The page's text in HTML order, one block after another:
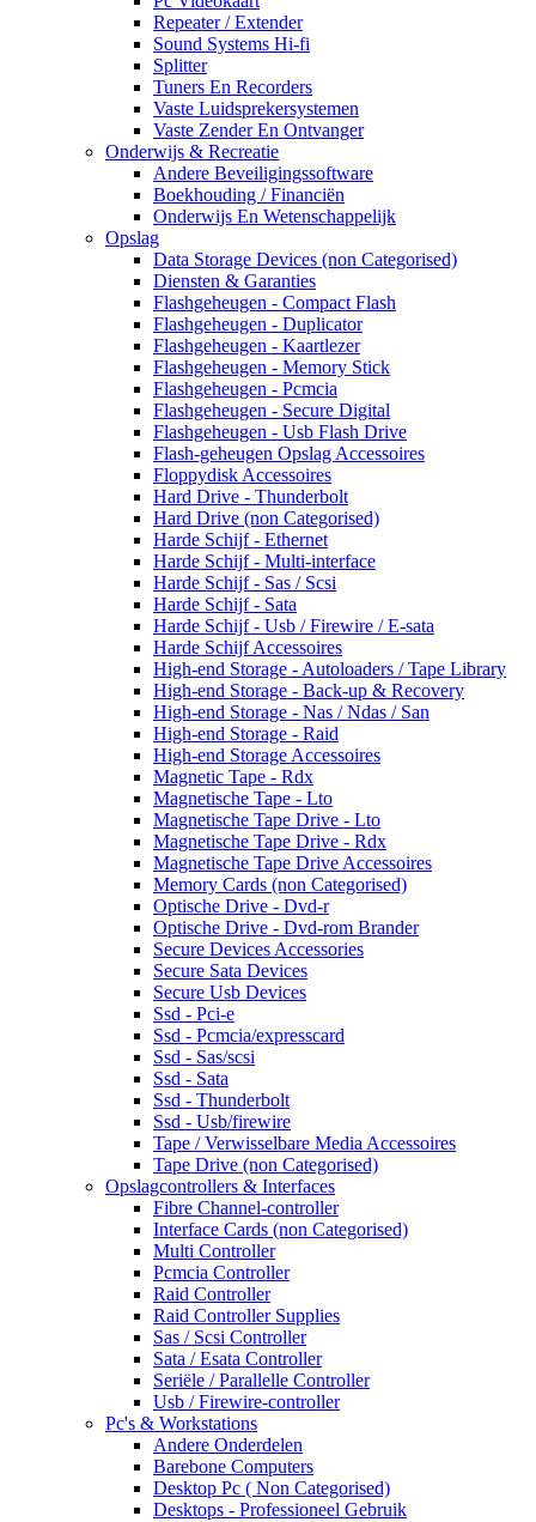
Repeater / Extender
Sound Systems Hi-fi
Splitter
Tuners En Recorders
Vaste Luidsprekersystemen
Vaste Zender En Ontvanger
Onderwijs & Recreatie
Andere Beveiligingssoftware
Boekhouding / Financiën
Onderwijs En Wetenschappelijk
Opslag
Data Storage Devices (non Categorised)
Diensten & Garanties
Flashgeheugen - Compact Flash
Flashgeheugen - Duplicator
Flashgeheugen - Kaartlezer
Flashgeheugen - Memory Stick
Flashgeheugen - Pcmcia
Flashgeheugen - Secure Digital
Flashgeheugen - Usb Flash Drive
Flash-geheugen Opslag Accessoires
Floppydisk Accessoires
Hard Drive - Thunderbolt
Hard Drive (non Categorised)
Harde Schijf - Ethernet
Harde Schijf - Multi-interface
Harde Schijf - Sas / Scsi
Harde Schijf - Sata
Harde Schijf - Usb / Firewire / E-sata
Harde Schijf Accessoires
High-end Storage - Autoloaders / Tape Library
High-end Storage - Back-up & Recovery
High-end Storage - Nas / Ndas / San
High-end Storage - Raid
High-end Storage Accessoires
Magnetic Tape - Rdx
Magnetische Tape - Lto
Magnetische Tape Drive - Lto
Magnetische Tape Drive - Rdx
Magnetische Tape Drive Accessoires
Memory Cards (non Categorised)
Optische Drive - Dvd-r
Optische Drive - Dvd-rom Brander
Secure Devices Accessories
Secure Sata Devices
Secure Usb Devices
Ssd - Pci-e
Ssd - Pcmcia/expresscard
Ssd - Sas/scsi
Ssd - Sata
Ssd - Thunderbolt
Ssd - Usb/firewire
Tape / Verwisselbare Media Accessoires
Tape Drive (non Categorised)
Opslagcontrollers & Interfaces
Fibre Channel-controller
Interface Cards (non Categorised)
Multi Controller
Pcmcia Controller
Raid Controller
Raid Controller Supplies
Sas / Scsi Controller
Sata / Esata Controller
Seriële / Parallelle Controller
Usb / Firewire-controller
Pc's & Workstations
Andere Onderdelen
Barebone Computers
Desktop Pc ( Non Categorised)
Desktops - Professioneel Gebruik